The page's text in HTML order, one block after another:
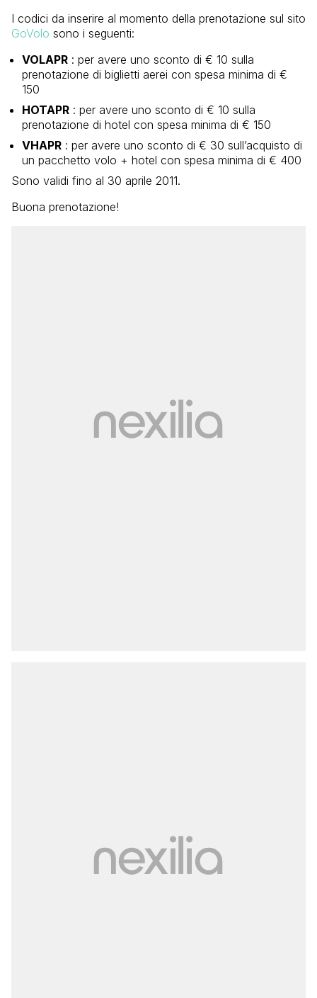
I codici da inserire al momento della prenotazione sul sito
GoVolo sono i seguenti:
VOLAPR : per avere uno sconto di € 10 sulla
prenotazione di biglietti aerei con spesa minima di €
150
HOTAPR : per avere uno sconto di € 10 sulla
prenotazione di hotel con spesa minima di € 150
VHAPR : per avere uno sconto di € 30 sull’acquisto di
un pacchetto volo + hotel con spesa minima di € 400
Sono validi fino al 30 aprile 2011.
Buona prenotazione!